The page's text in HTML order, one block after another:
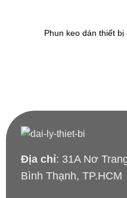
Phun keo dán thiết bị
Địa chỉ: 31A Nơ
Bình Thạnh, TP.HCM